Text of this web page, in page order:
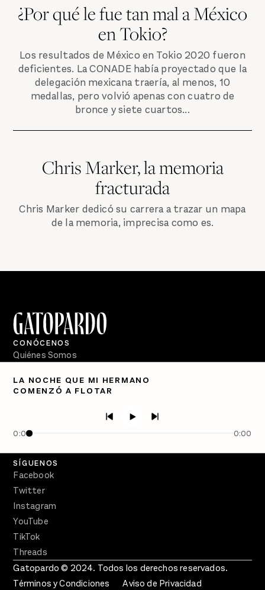
¿Por qué le fue tan mal a México
en Tokio?
Los resultados de México en Tokio 2020 fueron
deficientes. La CONADE había proyectado que la
delegación mexicana traería, al menos, 10
medallas, pero volvió apenas con cuatro de
bronce y siete cuartos...
Chris Marker, la memoria
fracturada
Chris Marker dedicó su carrera a trazar un mapa
de la memoria, imprecisa como es.
LA NOCHE QUE MI HERMANO
COMENZÓ A FLOTAR
0:00 0:00
CONÓCENOS
Quiénes Somos
PÓDCASTS
Crecer en Distopía
SÍGUENOS
Facebook
Twitter
Instagram
YouTube
TikTok
Threads
Gatopardo © 2024. Todos los derechos reservados.
Términos y Condiciones
Aviso de Privacidad